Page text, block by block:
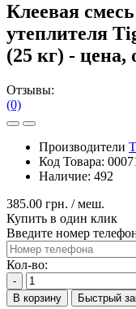
Клеевая
утеплителя
(25 кг) -
Отзывы:
(0)
Производители
Код Товара:
Наличие: 492
385.00 грн. / меш.
Купить в один клик
Введите номер
Кол-во:
-
В корзину
Быстрый